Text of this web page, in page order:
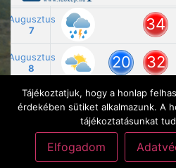
Tájékoztatjuk, hogy a honlap
érdekében sütiket alkalmazunk. A
tájékoztatásunkat
Elfogadom